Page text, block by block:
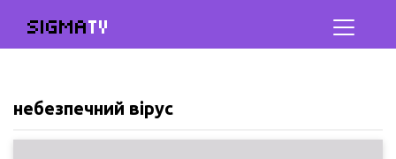
SIGMATV
небезпечний вірус